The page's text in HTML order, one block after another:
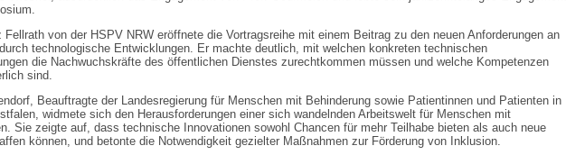
Fellrath von der HSPV NRW eröffnete die Vortragsreihe mit einem Beitrag zu den neuen Anforderungen an
technologische Entwicklungen. Er machte deutlich, mit welchen konkreten technischen
die Nachwuchskräfte des öffentlichen Dienstes zurechtkommen müssen und welche Kompetenzen
sind.
Beauftragte der Landesregierung für Menschen mit Behinderung sowie Patientinnen und Patienten in
widmete sich den Herausforderungen einer sich wandelnden Arbeitswelt für Menschen mit
Sie zeigte auf, dass technische Innovationen sowohl Chancen für mehr Teilhabe bieten als auch neue
können, und betonte die Notwendigkeit gezielter Maßnahmen zur Förderung von Inklusion.